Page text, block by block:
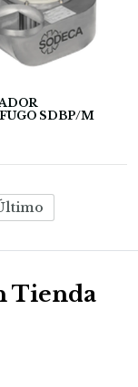
SDBP/M
Tienda